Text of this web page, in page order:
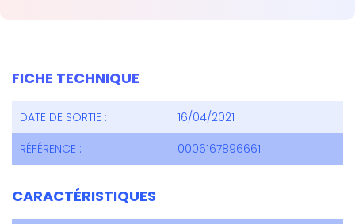
FICHE TECHNIQUE
DATE DE SORTIE :
16/04/2021
RÉFÉRENCE :
0006167896661
CARACTÉRISTIQUES